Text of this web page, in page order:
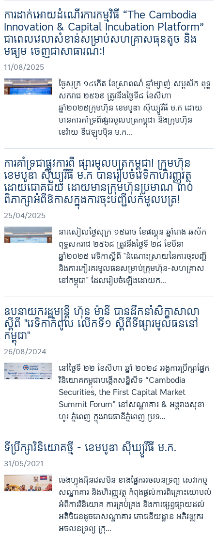
ការដាក់អោយដំណើរការកម្មវិធី “The Cambodia
Innovation & Capital Incubation Platform”
ជាពេលវេលាសំខាន់សម្រាប់សហគ្រាសធុនតូច និង
មធ្យម ចេញជាសាធារណៈ!
11/08/2025
ថ្ងៃសុក្រ ១៤កើត ខែស្រាពណ៍ ឆ្នាំម្សាញ់ សប្តស័ក ពុទ្ធ
សករាជ ២៥៦៩ ត្រូវនឹងថ្ងៃទី៨ ខែសីហា
ឆ្នាំ២០២៥ក្រុមហ៊ុន ខេមបូឌា ស៊ីឃ្យួរឹធី ម.ក ដោយ
មានការគាំទ្រពីផ្សារមូលបត្រកម្ពុជា និងក្រុមហ៊ុន
ខេវ៉ាយ ឌីវេឡុបម៉ិន ម.ក...
ការគាំទ្រជាផ្លូវការពី ផ្សារមូលបត្រកម្ពុជា! ក្រុមហ៊ុន
ខេមបូឌា ស៊ីឃ្យួរឹធី ម.ក បានរៀបចំវេទិកាហិរញ្ញវត្ថុ
ដោយជោគជ័យ ដោយមានក្រុមហ៊ុនប្រមាណ ៣០
ពិភាក្សាអំពីឱកាសក្នុងការចុះបញ្ជីលក់មូលបត្រ!
25/04/2025
នារសៀលថ្ងៃសុក្រ ១៥រោច ខែផល្គុន ឆ្នាំរោង ឆស័ក
ពុទ្ធសករាជ ២៥៦៨ ត្រូវនឹងថ្ងៃទី ២៨ ខែមីនា
ឆ្នាំ២០២៥ វេទិកាស្ដីពី "ដំណោះស្រាយនៃការចុះបញ្ជី
និងការកៀរគរមូលធនសម្រាប់ក្រុមហ៊ុន-សហគ្រាស
នៅកម្ពុជា" ដែលរៀបចំឡើងដោយក...
ឧបនាយករដ្ឋមន្ត្រី ហ៊ុន ម៉ានី បានដឹកនាំសិក្ខាសាលា
ស្ដីពី "វេទិកាកំពូល លើកទី១ ស្ដីពីទីផ្សារមូលធននៅ
កម្ពុជា"
26/08/2024
នៅថ្ងៃទី ២២ ខែសីហា ឆ្នាំ ២០២៤ អង្គការប្រឹក្សាផ្នែក
វិនិយោគកម្ពុជាបង្កើតសន្និសីទ “Cambodia
Securities, the First Capital Market
Summit Forum” នៅសណ្ឋាគារ & អង្គវាងសុខា
ហូរ ភ្នំពេញ ក្នុងរាជធានីភ្នំពេញ ប្រទ...
ទីប្រឹក្សាវិនិយោគថ្មី - ខេមបូឌា ស៊ីឃ្យួរឹធី ម.ក.
31/05/2021
ចេងហ្វុងអ៊ិនវេសមិន ខាងផ្នែកអចលនទ្រព្យ សេវាកម្ម
សណ្ឋាគារ និងហិរញ្ញវត្ថុ កំពុងផ្ដល់ការពិគ្រោះយោបល់
អំពីការវិនិយោគ ការគ្រប់គ្រង និងការផ្សព្វផ្សាយដល់
អតិថិជនដូចជាសណ្ឋាគារ ភោជនីយដ្ឋាន អភិវឌ្ឍករ
អចលនទ្រព្យ ក្រុ...